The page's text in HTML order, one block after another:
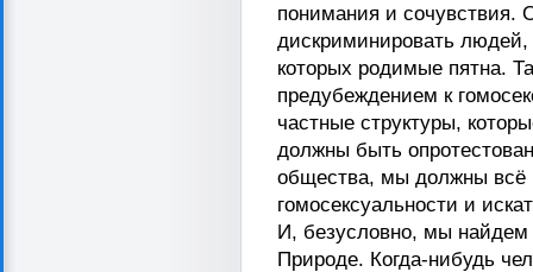
понимания и сочувствия.
дискриминировать людей,
которых родимые пятна.
предубеждением к
частные структуры,
должны быть
общества, мы должны всё
гомосексуальности и
И, безусловно, мы
Природе. Когда-нибудь